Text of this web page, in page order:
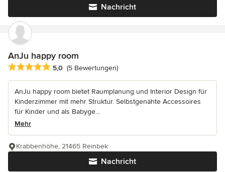
Nachricht
AnJu happy room
Durchschnittliche Bewertung: 5 von 5 Sternen
5,0 (5 Bewertungen)
AnJu happy room bietet Raumplanung und Interior Design für
Kinderzimmer mit mehr Struktur. Selbstgenähte Accessoires
für Kinder und als Babyge...
Mehr
Nachricht
Krabbenhöhe, 21465 Reinbek